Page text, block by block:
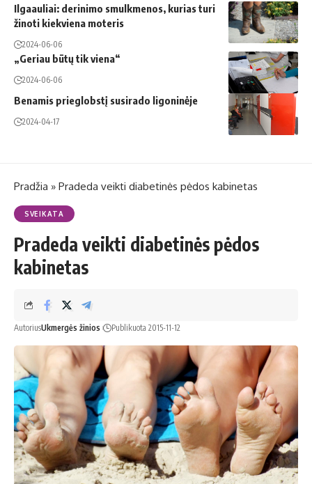
Ilgaauliai: derinimo smulkmenos, kurias turi
žinoti kiekviena moteris
2024-06-06
„Geriau būtų tik viena“
2024-06-06
Benamis prieglobstį susirado ligoninėje
2024-04-17
Pradžia » Pradeda veikti diabetinės pėdos kabinetas
SVEIKATA
Pradeda veikti diabetinės pėdos
kabinetas
AutoriusUkmergės žinios Publikuota 2015-11-12